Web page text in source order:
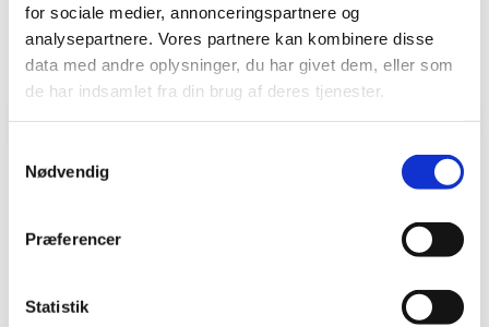
for sociale medier, annonceringspartnere og
analysepartnere. Vores partnere kan kombinere disse
data med andre oplysninger, du har givet dem, eller som
de har indsamlet fra din brug af deres tjenester.
Nødvendig
Præferencer
Statistik
Adresse
Agertoften 1
DK- 5550 Langeskov
+45 22 87 00 16
E-mail